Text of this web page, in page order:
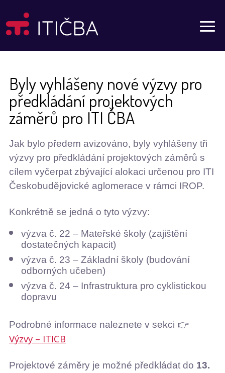
Aktuality
Byly vyhlášeny nové výzvy pro
předkládání projektových
záměrů pro ITI ČBA
Jak bylo předem avizováno, byly vyhlášeny tři
výzvy pro předkládání projektových záměrů s
cílem vyčerpat zbývající alokaci určenou pro ITI
Českobudějovické aglomerace v rámci IROP.
Konkrétně se jedná o tyto výzvy:
výzva č. 22 – Mateřské školy (zajištění
dostatečných kapacit)
výzva č. 23 – Základní školy (budování
odborných učeben)
výzva č. 24 – Infrastruktura pro cyklistickou
dopravu
Podrobné informace naleznete v sekci 👉
Výzvy – ITICB
Projektové záměry je možné předkládat do 13.